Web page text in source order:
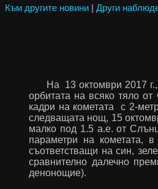
Към другите новини Други
На 13 октомври 2017
орбитата на всяко тяло
кадри на кометата с 2-
следващата нощ, 15
малко под 1.5 а.е. от
параметри на кометата,
съответстващи на син,
сравнително далечно
денонощие).